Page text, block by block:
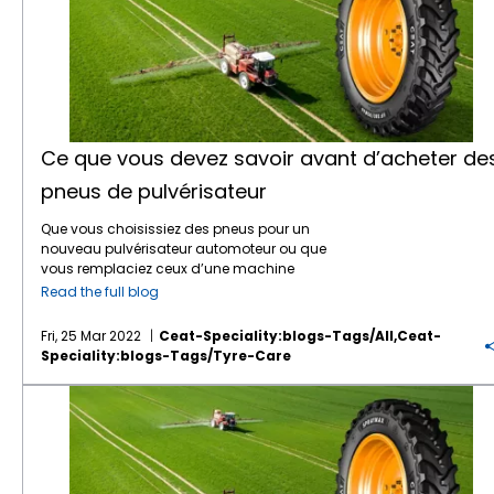
Ce que vous devez savoir avant d’acheter
pneus de pulvérisateur
Que vous choisissiez des pneus pour un
nouveau pulvérisateur automoteur ou que
vous remplaciez ceux d’une machine
existante, quelques points sont à prendre en
passer commande.Avant de saisir « pneus
pour pulvérisateur près de chez moi » ou «
pneus pour pulvérisateur à vendre » dans un
moteur de recherche pour commander en
ligne, voici quelques conseils à suivre.
Choisir des pneus spécialement conçus
pour les pulvérisateurs automoteurs Que
vous optiez pour des pneus standard, de
flottaison ou pour les cultures en rang pour
Read the full blog
Fri, 25 Mar 2022
Ceat-Speciality:blogs-Tags/all,ceat-
Speciality:blogs-Tags/tyre-Care